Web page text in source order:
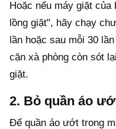
Hoặc nếu máy giặt
lồng giặt", hãy chạy
lần hoặc sau mỗi 30
cặn xà phòng còn sót
giặt.
2. Bỏ quần áo
Để quần áo ướt trong